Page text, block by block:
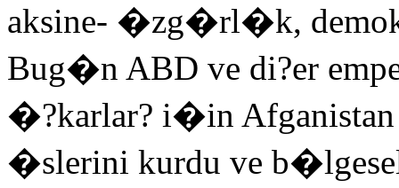
aksine- �zg�rl�k,
Bug�n ABD ve di?er
�?karlar? i�in Afganistan
�slerini kurdu ve